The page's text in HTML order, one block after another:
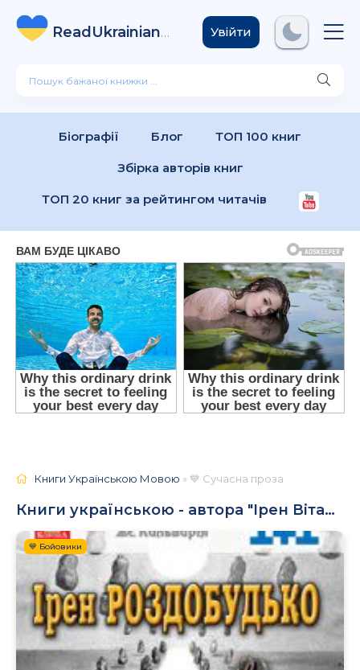
ReadUkrainian
Books .com
Увійти
Біографії Блог ТОП 100 книг
Збірка авторів книг
ТОП 20 книг за рейтингом читачів
Книги Українською Мовою » 💙 Сучасна проза
Книги українською - автора "Ірен Віталіївна Роздобудько"
💙 Бойовики